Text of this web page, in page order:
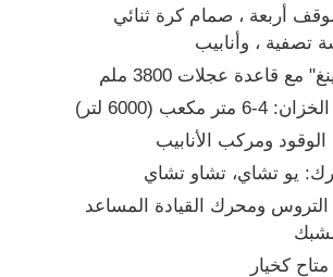
الزناد
كهربائية للنظافة
أربعة ، صمام كرة ثنائي
تصفية ، وأنابيب
مع قاعدة عجلات 3800 ملم
مكعب (6000 لتر)
ومركب الأنابيب
يو تشاي، تشاو تشاي
التروس ومحرك القيادة المساعد
كخيار